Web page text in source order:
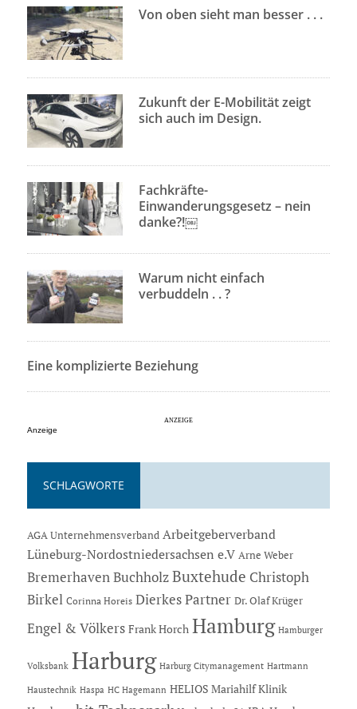
Von oben sieht man besser . . .
Zukunft der E-Mobilität zeigt
sich auch im Design.
Fachkräfte-
Einwanderungsgesetz – nein
danke?!￼
Warum nicht einfach
verbuddeln . . ?
Eine komplizierte Beziehung
Anzeige
SCHLAGWORTE
AGA Unternehmensverband Arbeitgeberverband
Lüneburg-Nordostniedersachsen e.V Arne Weber
Bremerhaven Buchholz Buxtehude Christoph
Birkel Corinna Horeis Dierkes Partner Dr. Olaf Krüger
Engel & Völkers Frank Horch Hamburg Hamburger
Volksbank Harburg Harburg Citymanagement Hartmann
Haustechnik Haspa HC Hagemann HELIOS Mariahilf Klinik